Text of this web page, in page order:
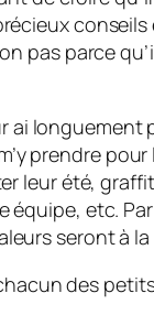
pas parce
prendre
leur été,
etc.
seront à
des